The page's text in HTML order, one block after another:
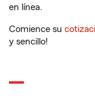
en línea.
Comience su
y sencillo!